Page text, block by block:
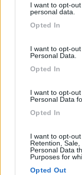
not limited to your
grant or deny
use your data for
I want to opt-
personal data.
Opted In
I want to opt-
Personal Data.
Opted In
I want to opt-
Personal Data
Opted In
I want to opt-
Retention,
Personal Data
Purposes for
Opted Out
Inserito il05/02/2019
...dipende...dal periodo
eccentrici/ squinternati o
sproloquiato. Alpinalf
alpinalf
432